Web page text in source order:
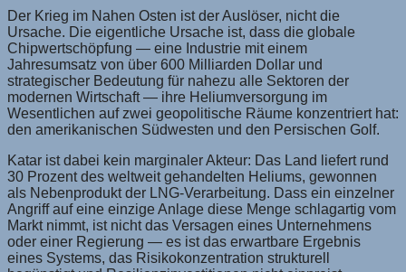
Der Krieg im Nahen Osten ist der Auslöser, nicht die
Ursache. Die eigentliche Ursache ist, dass die globale
Chipwertschöpfung — eine Industrie mit einem
Jahresumsatz von über 600 Milliarden Dollar und
strategischer Bedeutung für nahezu alle Sektoren der
modernen Wirtschaft — ihre Heliumversorgung im
Wesentlichen auf zwei geopolitische Räume konzentriert hat:
den amerikanischen Südwesten und den Persischen Golf.
Katar ist dabei kein marginaler Akteur: Das Land liefert rund
30 Prozent des weltweit gehandelten Heliums, gewonnen
als Nebenprodukt der LNG-Verarbeitung. Dass ein einzelner
Angriff auf eine einzige Anlage diese Menge schlagartig vom
Markt nimmt, ist nicht das Versagen eines Unternehmens
oder einer Regierung — es ist das erwartbare Ergebnis
eines Systems, das Risikokonzentration strukturell